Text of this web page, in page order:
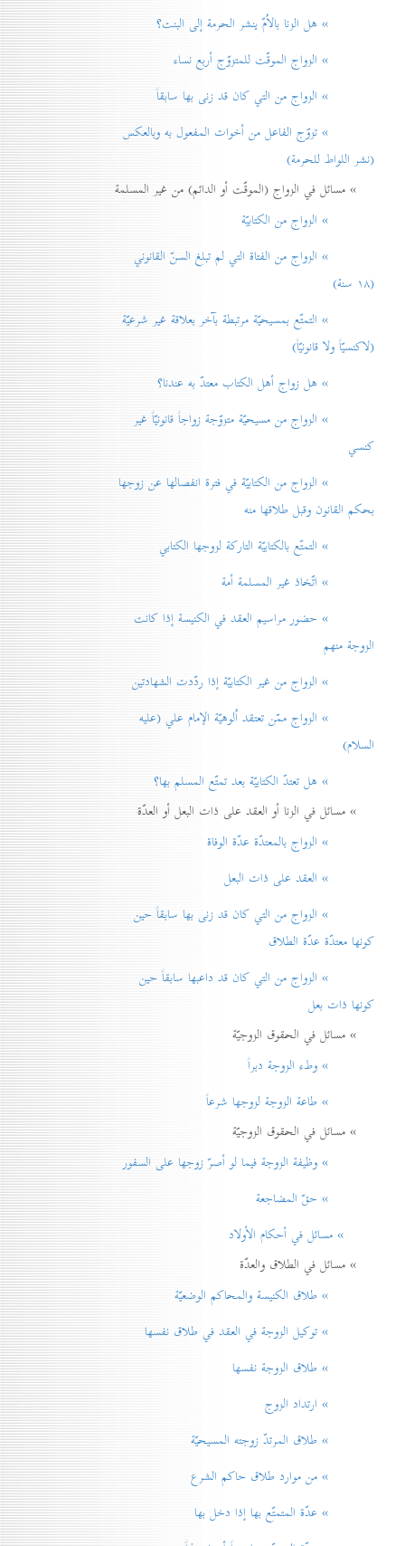
» هل الزنا بالاُمّ ينشر الحرمة إلی البنت؟
» الزواج الموقّت للمتزوّج أربع نساء
» الزواج من التي كان قد زنی بها سابقاً
» تزوّج الفاعل من أخوات المفعول به وبالعكس
(نشر اللواط للحرمة)
» مسائل في الزواج (الموقّت أو الدائم) من غير المسلمة
» الزواج من الكتابيّة
» الزواج من الفتاة التي لم تبلغ السنّ القانوني
(۱۸ سنة)
» التمتّع بمسيحيّة مرتبطة بآخر بعلاقة غير شرعيّة
(لاكنسيّاً ولا قانونيّاً)
» هل زواج أهل الكتاب معتدّ به عندنا؟
» الزواج من مسيحيّة متزوّجة زواجاً قانونيّاً غير
كنسي
» الزواج من الكتابيّة في فترة انفصالها عن زوجها
بحكم القانون وقبل طلاقها منه
» التمتّع بالكتابيّة التاركة لزوجها الكتابي
» اتّخاذ غير المسلمة أمة
» حضور مراسيم العقد في الكنيسة إذا كانت
الزوجة منهم
» الزواج من غير الكتابيّة إذا ردّدت الشهادتين
» الزواج ممّن تعتقد اُلوهيّة الإمام علي (عليه
السلام)
» هل تعتدّ الكتابيّة بعد تمتّع المسلم بها؟
» مسائل في الزنا أو العقد على ذات البعل أو العدّة
» الزواج بالمعتدّة عدّة الوفاة
» العقد على ذات البعل
» الزواج من التي كان قد زنی بها سابقاً حين
كونها معتدّة عدّة الطلاق
» الزواج من التي كان قد داعبها سابقاً حين
كونها ذات بعل
» مسائل في الحقوق الزوجيّة
» وطء الزوجة دبراً
» طاعة الزوجة لزوجها شرعاً
» مسائل في الحقوق الزوجيّة
» وظيفة الزوجة فيما لو أصرّ زوجها على السفور
» حقّ المضاجعة
» مسائل في أحكام الأولاد
» مسائل في الطلاق والعدّة
» طلاق الكنيسة والمحاكم الوضعيّة
» توكيل الزوجة في العقد في طلاق نفسها
» طلاق الزوجة نفسها
» ارتداد الزوج
» طلاق المرتدّ زوجته المسيحيّة
» من موارد طلاق حاكم الشرع
» عدّة المتمتّع بها إذا دخل بها